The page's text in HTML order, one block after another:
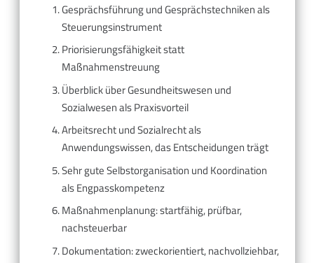
Gesprächsführung und Gesprächstechniken als
Steuerungsinstrument
Priorisierungsfähigkeit statt
Maßnahmenstreuung
Überblick über Gesundheitswesen und
Sozialwesen als Praxisvorteil
Arbeitsrecht und Sozialrecht als
Anwendungswissen, das Entscheidungen trägt
Sehr gute Selbstorganisation und Koordination
als Engpasskompetenz
Maßnahmenplanung: startfähig, prüfbar,
nachsteuerbar
Dokumentation: zweckorientiert, nachvollziehbar,